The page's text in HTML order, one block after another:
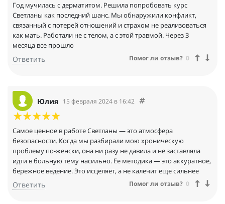
Год мучилась с дерматитом. Решила попробовать курс
Светланы как последний шанс. Мы обнаружили конфликт,
связанный с потерей отношений и страхом не реализоваться
как мать. Работали не с телом, а с этой травмой. Через 3
месяца все прошло
Ответить Помог ли отзыв? 0
Юлия 15 февраля 2024 в 16:42
Самое ценное в работе Светланы — это атмосфера
безопасности. Когда мы разбирали мою хроническую
проблему по-женски, она ни разу не давила и не заставляла
идти в больную тему насильно. Ее методика — это аккуратное,
бережное ведение. Это исцеляет, а не калечит еще сильнее
Ответить Помог ли отзыв? 0